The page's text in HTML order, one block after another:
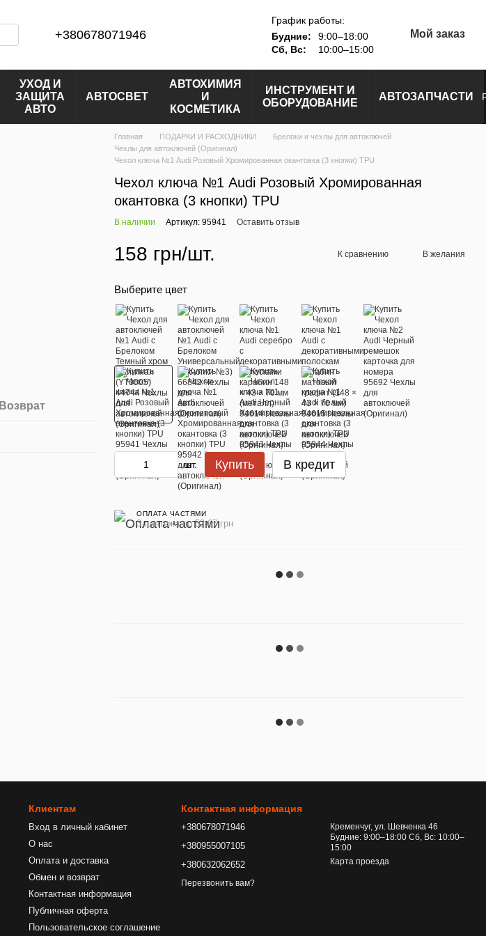
+380678071946
График работы:
Будние:
9:00–18:00
Сб, Вс:
10:00–15:00
Мой заказ
УХОД И
ЗАЩИТА
АВТО
АВТОСВЕТ
АВТОХИМИЯ
И
КОСМЕТИКА
ИНСТРУМЕНТ И
ОБОРУДОВАНИЕ
АВТОЗАПЧАСТИ
Возврат
Главная ПОДАРКИ И РАСХОДНИКИ
Брелоки и чехлы для автоключей
Чехлы для автоключей (Оригинал)
Чехол ключа №1 Audi Розовый Хромированная окантовка (3 кнопки) TPU
Чехол ключа №1 Audi Розовый Хромированная
окантовка (3 кнопки) TPU
В наличии Артикул: 95941 Оставить отзыв
158 грн/шт. К сравнению В желания
Выберите цвет
шт. Купить В кредит
ОПЛАТА ЧАСТЯМИ
3 платежа по 52.67 грн
Клиентам
Вход в личный кабинет
О нас
Оплата и доставка
Обмен и возврат
Контактная информация
Публичная оферта
Пользовательское соглашение
Контактная информация
+380678071946
+380955007105
+380632062652
Перезвонить вам?
Кременчуг, ул. Шевченка 46
Будние: 9:00–18:00 Сб, Вс: 10:00–
15:00
Карта проезда